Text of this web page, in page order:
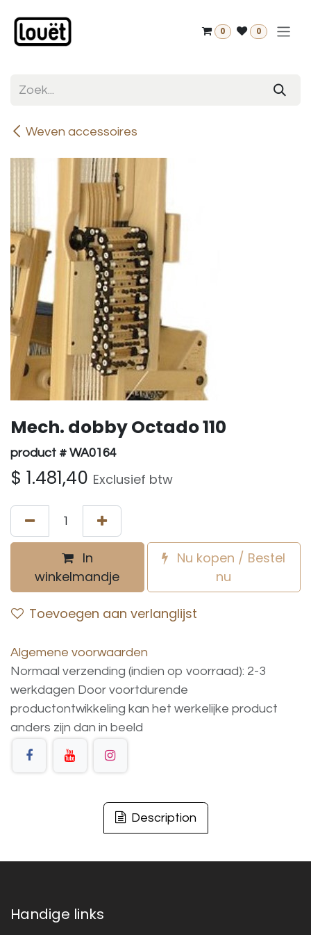
0 0
Weven accessoires
Mech. dobby Octado 110
product # WA0164
$ 1.481,40 Exclusief btw
In
winkelmandje
Nu kopen / Bestel
nu
Toevoegen aan verlanglijst
Algemene voorwaarden
Normaal verzending (indien op voorraad): 2-3
werkdagen Door voortdurende
productontwikkeling kan het werkelijke product
anders zijn dan in beeld
Description
Handige links